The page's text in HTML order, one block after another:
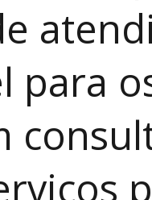
para